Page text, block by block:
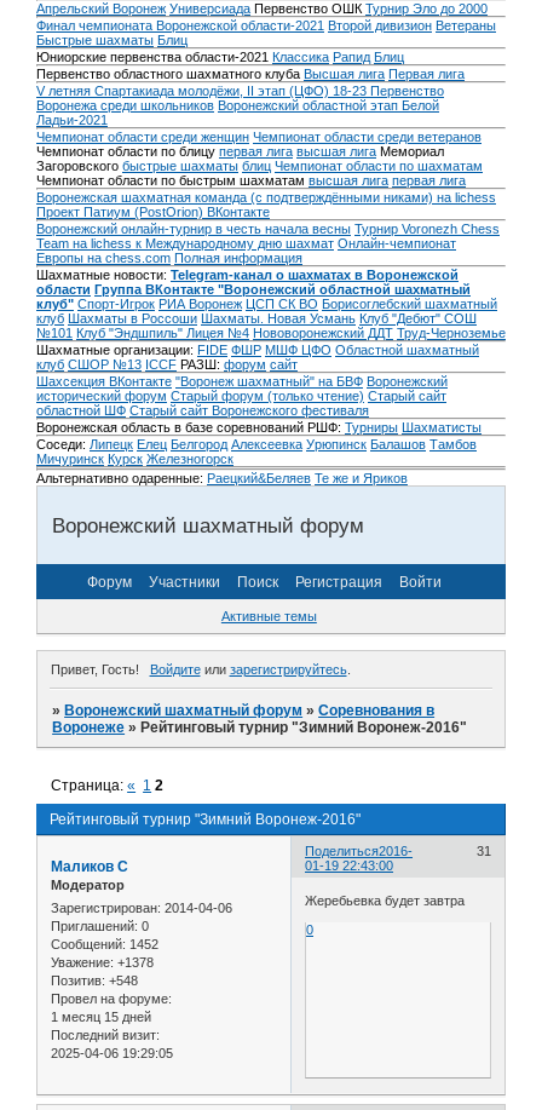
Апрельский Воронеж Универсиада Первенство ОШК Турнир Эло до 2000
Финал чемпионата Воронежской области-2021 Второй дивизион Ветераны
Быстрые шахматы Блиц
Юниорские первенства области-2021 Классика Рапид Блиц
Первенство областного шахматного клуба Высшая лига Первая лига
V летняя Спартакиада молодёжи, II этап (ЦФО) 18-23 Первенство
Воронежа среди школьников Воронежский областной этап Белой
Ладьи-2021
Чемпионат области среди женщин Чемпионат области среди ветеранов
Чемпионат области по блицу первая лига высшая лига Мемориал
Загоровского быстрые шахматы блиц Чемпионат области по шахматам
Чемпионат области по быстрым шахматам высшая лига первая лига
Воронежская шахматная команда (с подтверждёнными никами) на lichess
Проект Патиум (PostOrion) ВКонтакте
Воронежский онлайн-турнир в честь начала весны Турнир Voronezh Chess
Team на lichess к Международному дню шахмат Онлайн-чемпионат
Европы на chess.com Полная информация
Шахматные новости: Telegram-канал о шахматах в Воронежской
области Группа ВКонтакте "Воронежский областной шахматный
клуб" Спорт-Игрок РИА Воронеж ЦСП СК ВО Борисоглебский шахматный
клуб Шахматы в Россоши Шахматы. Новая Усмань Клуб "Дебют" СОШ
№101 Клуб "Эндшпиль" Лицея №4 Нововоронежский ДДТ Труд-Черноземье
Шахматные организации: FIDE ФШР МШФ ЦФО Областной шахматный
клуб СШОР №13 ICCF РАЗШ: форум сайт
Шахсекция ВКонтакте "Воронеж шахматный" на БВФ Воронежский
исторический форум Cтарый форум (только чтение) Старый сайт
областной ШФ Старый сайт Воронежского фестиваля
Воронежская область в базе соревнований РШФ: Турниры Шахматисты
Соседи: Липецк Елец Белгород Алексеевка Урюпинск Балашов Тамбов
Мичуринск Курск Железногорск
Альтернативно одаренные: Раецкий&Беляев Те же и Яриков
Воронежский шахматный форум
Форум Участники Поиск Регистрация Войти
Активные темы
Привет, Гость! Войдитеили зарегистрируйтесь.
»Воронежский шахматный форум »Соревнования в
Воронеже »Рейтинговый турнир "Зимний Воронеж-2016"
Рейтинговый турнир "Зимний Воронеж-2016"
Страница:« 1 2
Поделиться 31
2016-
01-19 22:43:00
Маликов С
Модератор
Зарегистрирован: 2014-04-06
Приглашений: 0
Сообщений: 1452
Уважение: +1378
Позитив: +548
Провел на форуме:
1 месяц 15 дней
Последний визит:
2025-04-06 19:29:05
Жеребьевка будет завтра
0